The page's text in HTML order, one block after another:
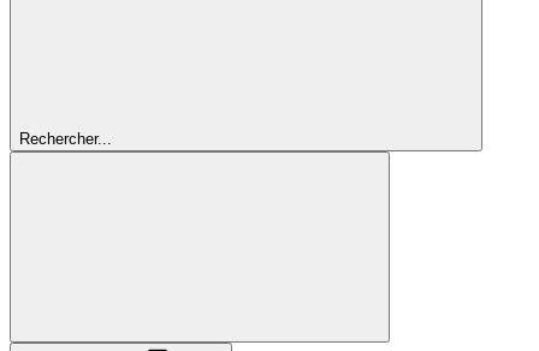
Rechercher...